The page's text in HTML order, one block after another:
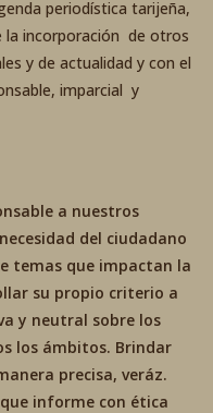
periodística tarijeña,
la incorporación de otros
y de actualidad y con el
imparcial y
a nuestros
del ciudadano
temas que impactan la
su propio criterio a
y neutral sobre los
los ámbitos. Brindar
precisa, veráz.
informe con ética